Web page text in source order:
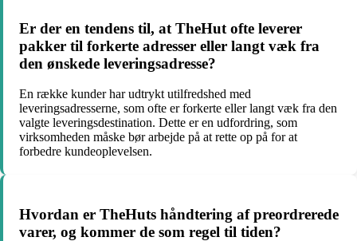
Er der en tendens til, at TheHut ofte leverer
pakker til forkerte adresser eller langt væk fra
den ønskede leveringsadresse?
En række kunder har udtrykt utilfredshed med
leveringsadresserne, som ofte er forkerte eller langt væk fra den
valgte leveringsdestination. Dette er en udfordring, som
virksomheden måske bør arbejde på at rette op på for at
forbedre kundeoplevelsen.
Hvordan er TheHuts håndtering af preordrerede
varer, og kommer de som regel til tiden?